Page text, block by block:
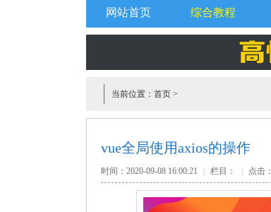
网站首页 综合教程
当前位置： 首页 >
vue全局使用axios的操作
时间：2020-09-08 16:00:21 栏目： 点击：